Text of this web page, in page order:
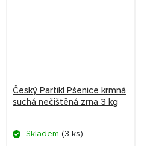
Český Partikl Pšenice krmná
suchá nečištěná zrna 3 kg
Skladem (3 ks)